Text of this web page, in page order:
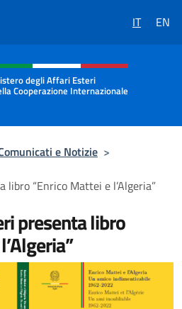
IT EN
social e menù
degli Affari Esteri
Cooperazione Internazionale
e Notizie >
“Enrico Mattei e l’Algeria”
presenta libro